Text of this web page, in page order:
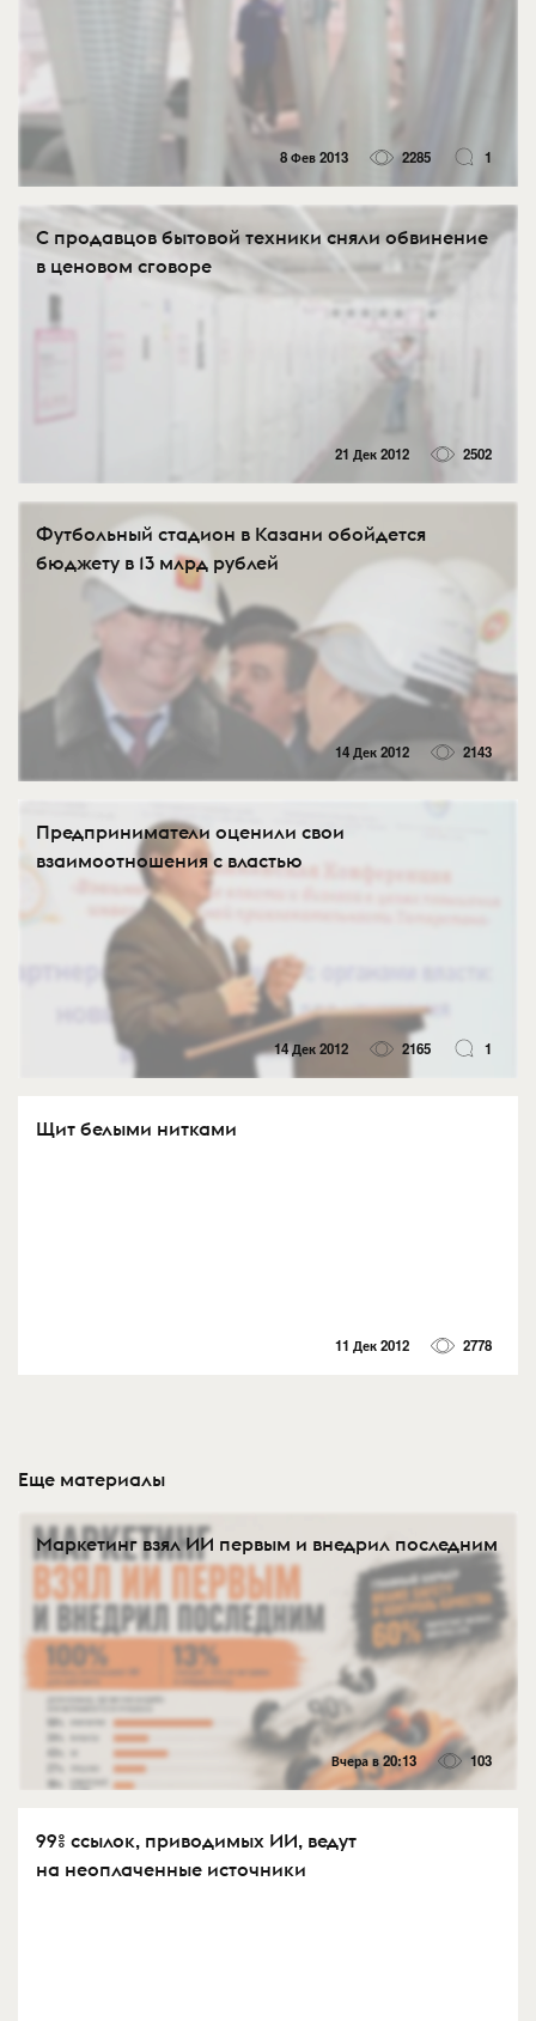
8 Фев 2013 2285 1
С продавцов бытовой техники сняли обвинение
в ценовом сговоре
21 Дек 2012 2502
Футбольный стадион в Казани обойдется
бюджету в 13 млрд рублей
14 Дек 2012 2143
Предприниматели оценили свои
взаимоотношения с властью
14 Дек 2012 2165 1
Щит белыми нитками
11 Дек 2012 2778
Еще материалы
Маркетинг взял ИИ первым и внедрил последним
Вчера в 20:13 103
99% ссылок, приводимых ИИ, ведут
на неоплаченные источники